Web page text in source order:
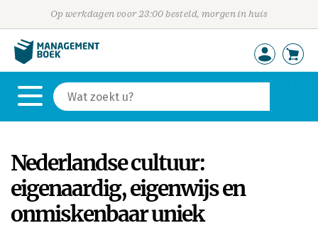
Op werkdagen voor 23:00 besteld, morgen in huis
Nederlandse cultuur:
eigenaardig, eigenwijs en
onmiskenbaar uniek